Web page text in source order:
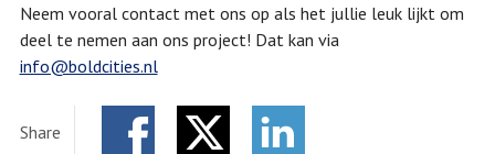
Neem vooral contact met ons op als het jullie leuk lijkt om
deel te nemen aan ons project! Dat kan via
info@boldcities.nl
Share